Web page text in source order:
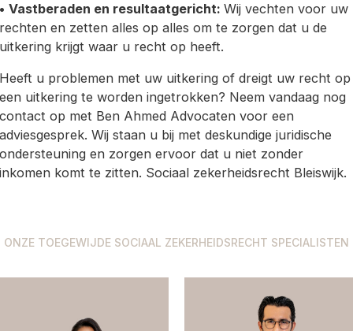
• Vastberaden en resultaatgericht: Wij vechten voor uw
rechten en zetten alles op alles om te zorgen dat u de
uitkering krijgt waar u recht op heeft.
Heeft u problemen met uw uitkering of dreigt uw recht op
een uitkering te worden ingetrokken? Neem vandaag nog
contact op met Ben Ahmed Advocaten voor een
adviesgesprek. Wij staan u bij met deskundige juridische
ondersteuning en zorgen ervoor dat u niet zonder
inkomen komt te zitten. Sociaal zekerheidsrecht Bleiswijk.
ONZE TOEGEWIJDE SOCIAAL ZEKERHEIDSRECHT SPECIALISTEN